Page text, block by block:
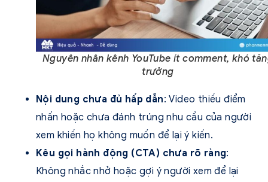
Nguyên nhân kênh YouTube ít comment, khó
trưởng
Nội dung chưa đủ hấp dẫn: Video thiếu điểm
nhấn hoặc chưa đánh trúng nhu cầu của người
xem khiến họ không muốn để lại ý kiến.
Kêu gọi hành động (CTA) chưa rõ ràng:
Không nhắc nhở hoặc gợi ý người xem để lại